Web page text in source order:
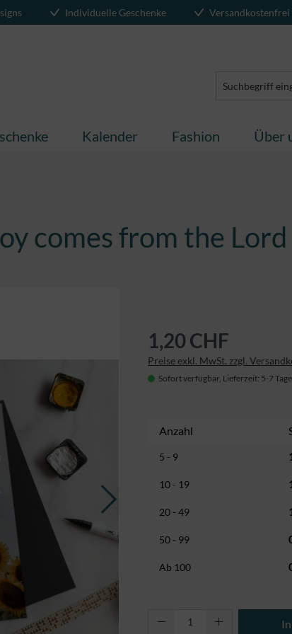
Individuelle Geschenke
Kalender Fashion Über
comes from the Lord
1,20 CHF
Preise exkl. MwSt. zzgl.
Sofort verfügbar, Lieferzeit: 5-7 Tage
Anzahl
5 - 9
10 - 19
20 - 49
50 - 99
Ab 100
Produkt Anzahl: